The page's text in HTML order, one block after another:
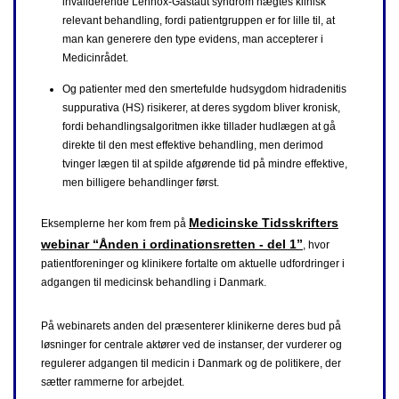
relevant behandling, fordi patientgruppen er for lille til, at
man kan generere den type evidens, man accepterer i
Medicinrådet.
Og patienter med den smertefulde hudsygdom hidradenitis
suppurativa (HS) risikerer, at deres sygdom bliver kronisk,
fordi behandlingsalgoritmen ikke tillader hudlægen at gå
direkte til den mest effektive behandling, men derimod
tvinger lægen til at spilde afgørende tid på mindre effektive,
men billigere behandlinger først.
Eksemplerne her kom frem på Medicinske Tidsskrifters
webinar “Ånden i ordinationsretten - del 1”, hvor
patientforeninger og klinikere fortalte om aktuelle udfordringer i
adgangen til medicinsk behandling i Danmark.
På webinarets anden del præsenterer klinikerne deres bud på
løsninger for centrale aktører ved de instanser, der vurderer og
regulerer adgangen til medicin i Danmark og de politikere, der
sætter rammerne for arbejdet.